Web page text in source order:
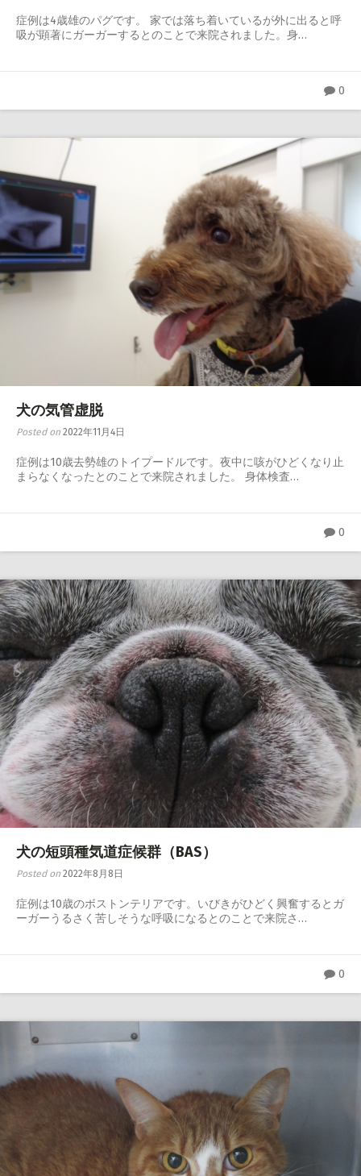
症例は4歳雄のパグです。 家では落ち着いているが外に出ると呼
吸が顕著にガーガーするとのことで来院されました。身…
0
犬の気管虚脱
Posted on 2022年11月4日
症例は10歳去勢雄のトイプードルです。夜中に咳がひどくなり止
まらなくなったとのことで来院されました。 身体検査…
0
犬の短頭種気道症候群（BAS）
Posted on 2022年8月8日
症例は10歳のボストンテリアです。いびきがひどく興奮するとガ
ーガーうるさく苦しそうな呼吸になるとのことで来院さ…
0